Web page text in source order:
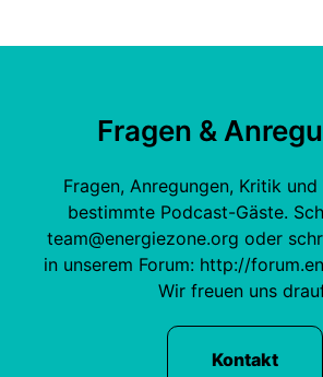
Fragen &
Fragen, Anregungen, Kritik
bestimmte Podcast-Gäste.
team@energiezone.org oder
in unserem Forum: http://
Wir freuen uns
Kontakt